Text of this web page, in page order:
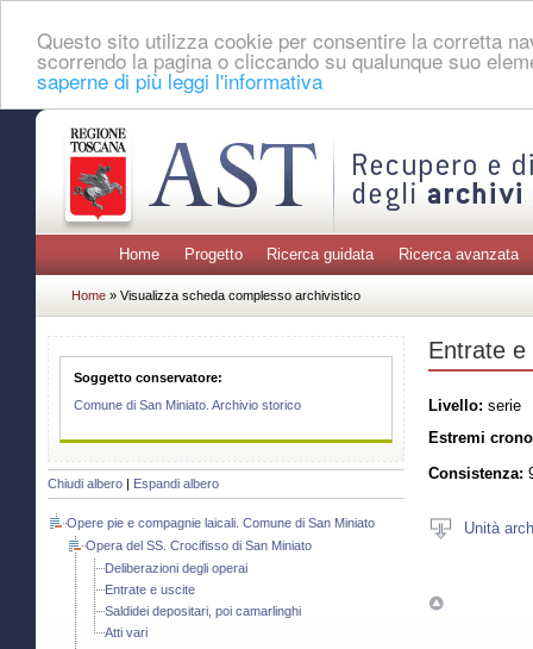
Questo sito utilizza cookie per consentire la corretta
scorrendo la pagina o cliccando su qualunque suo
saperne di più leggi l'informativa
Home Progetto Ricerca guidata Ricerca avanzata
Home » Visualizza scheda complesso archivistico
Soggetto conservatore:
Comune di San Miniato. Archivio storico
Chiudi albero Espandi albero
Opere pie e compagnie laicali. Comune di San Miniato
Opera del SS. Crocifisso di San Miniato
Deliberazioni degli operai
Entrate e uscite
Saldidei depositari, poi camarlinghi
Atti vari
Entrate e
Livello: serie
Estremi
Consistenza:
Unità